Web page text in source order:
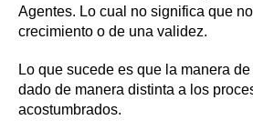
Agentes. Lo cual no significa que
crecimiento o de una validez.
Lo que sucede es que la manera
dado de manera distinta a los
acostumbrados.